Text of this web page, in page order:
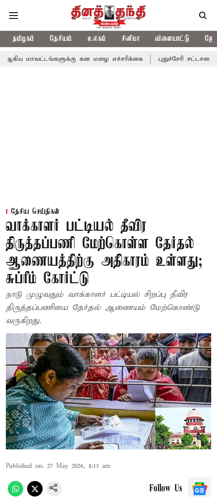
தமிழகம் தேசியம் உலகம் சினிமா விளையாட்டு
கன மழை எச்சரிக்கை புதுச்சேரி சட்டசபையில் வரும்
தேசிய செய்திகள்
வாக்காளர் பட்டியல் தீவிர
திருத்தப்பணி மேற்கொள்ள தேர்தல்
ஆணையத்திற்கு அதிகாரம் உள்ளது;
சுப்ரீம் கோர்ட்டு
நாடு முழுவதும் வாக்காளர் பட்டியல் சிறப்பு தீவிர
திருத்தப்பணியை தேர்தல் ஆணையம் மேற்கொண்டு
வருகிறது.
Published on: 27 May 2026, 8:13 am
Follow Us